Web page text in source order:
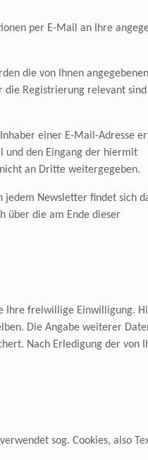
per E-Mail an Ihre
die von Ihnen
Registrierung relevant sind
einer E-Mail-Adresse
und den Eingang der hiermit
an Dritte weitergegeben.
jedem Newsletter findet sich
über die am Ende dieser
Ihre freiwillige Einwilligung.
Die Angabe weiterer
Nach Erledigung der von
sog. Cookies, also